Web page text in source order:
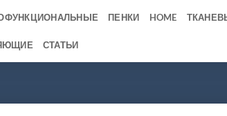
ПЕНКИ HOME
СТАТЬИ